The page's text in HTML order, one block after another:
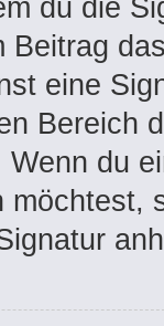
du die
Beitrag
eine
Bereich
du
möchtest,